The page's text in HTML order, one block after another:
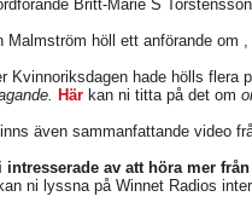
Britt-Marie S
Malmström höll ett anförande om
Kvinnoriksdagen hade hölls flera
Här kan ni titta på det om
även sammanfattande video
intresserade av att höra mer
ni lyssna på Winnet Radios